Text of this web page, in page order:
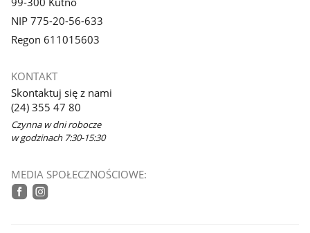
NIP 775-20-56-633
Regon 611015603
KONTAKT
Skontaktuj się z nami
(24) 355 47 80
Czynna w dni robocze
w godzinach 7:30-15:30
MEDIA SPOŁECZNOŚCIOWE: